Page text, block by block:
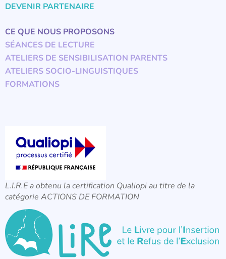
DEVENIR PARTENAIRE
CE QUE NOUS PROPOSONS
SÉANCES DE LECTURE
ATELIERS DE SENSIBILISATION PARENTS
ATELIERS SOCIO-LINGUISTIQUES
FORMATIONS
L.I.R.E a obtenu la certification Qualiopi au titre de la
catégorie ACTIONS DE FORMATION